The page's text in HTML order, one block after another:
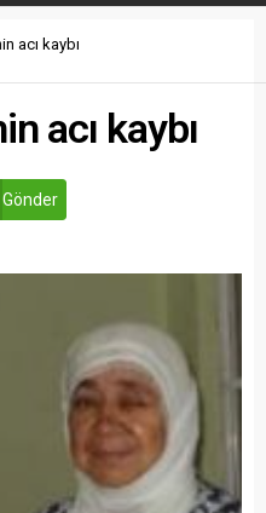
acı kaybı
acı kaybı
Gönder